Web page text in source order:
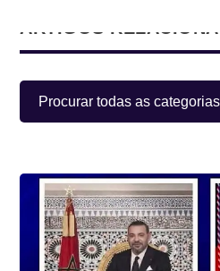
ARTIGOS
Procurar todas as categorias